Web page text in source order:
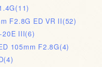
(11)
F2.8G ED VR II(52)
20E III(6)
105mm F2.8G(4)
(4)